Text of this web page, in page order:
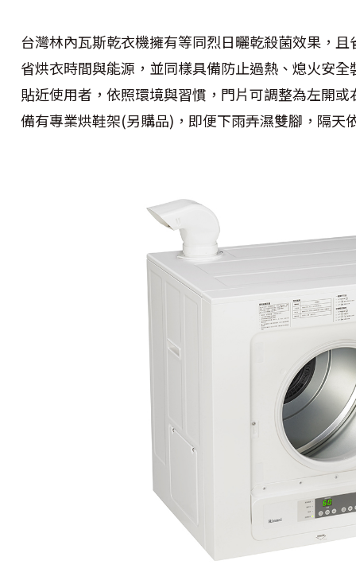
台灣林內瓦斯乾衣機擁有等同烈日曬乾殺菌效果，
省烘衣時間與能源，並同樣具備防止過熱、熄火安
貼近使用者，依照環境與習慣，門片可調整為左開
備有專業烘鞋架(另購品)，即便下雨弄濕雙腳，隔天